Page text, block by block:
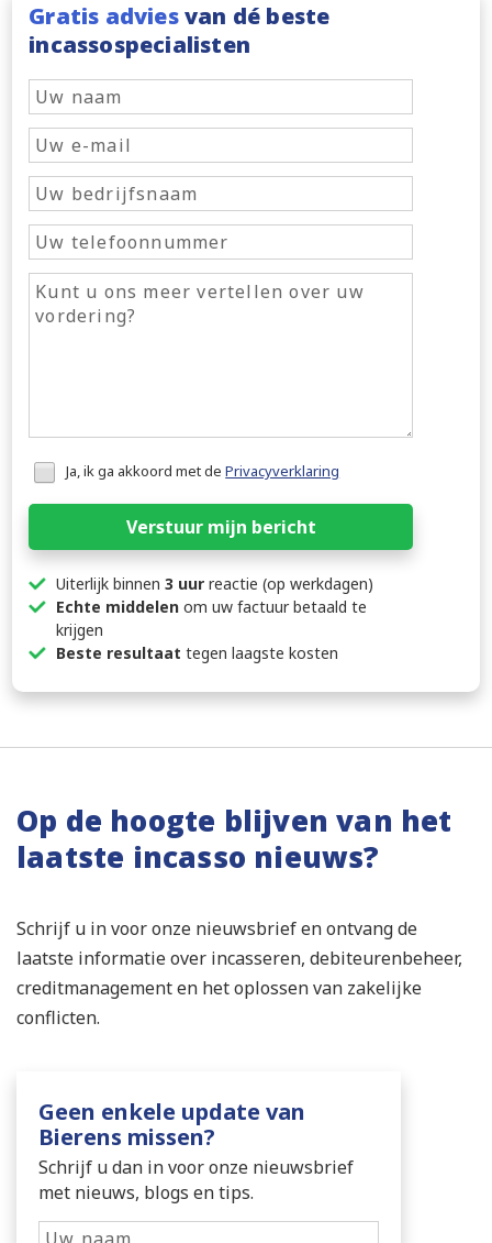
Gratis adviesvan dé beste
incassospecialisten
Honeypot
data
Ja, ik ga akkoord met dePrivacyverklaring
Verstuur mijn bericht
Uiterlijk binnen3 uur reactie (op werkdagen)
Echte middelen om uw factuur betaald te
krijgen
Beste resultaat tegen laagste kosten
Op de hoogte blijven van het
laatste incasso nieuws?
Schrijf u in voor onze nieuwsbrief en ontvang de
laatste informatie over incasseren, debiteurenbeheer,
creditmanagement en het oplossen van zakelijke
conflicten.
Geen enkele update van
Bierens missen?
Schrijf u dan in voor onze nieuwsbrief
met nieuws, blogs en tips.